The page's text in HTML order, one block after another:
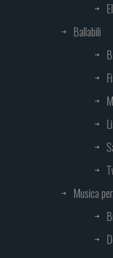
Ballabili
Musica